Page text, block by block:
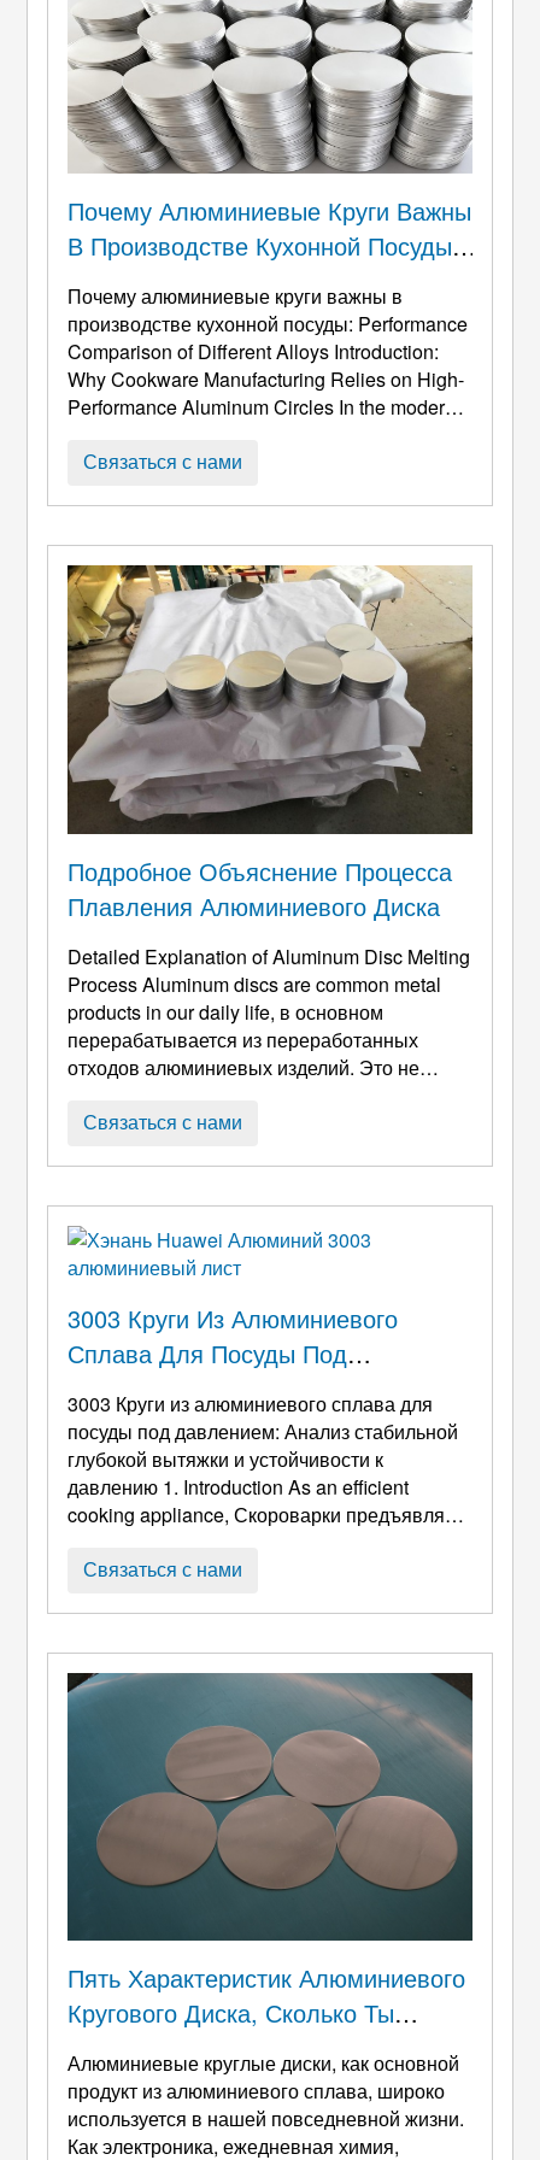
Почему Алюминиевые Круги Важны
В Производстве Кухонной Посуды:
Сравнение Характеристик
Различных Сплавов
Почему алюминиевые круги важны в
производстве кухонной посуды: Performance
Comparison of Different Alloys Introduction:
Why Cookware Manufacturing Relies on High-
Performance Aluminum Circles In the modern
служат одним из самых необходимых
профессиональные емкости для
приготовления пищи. Их важность
обусловлена ​​сочетанием желательных m ...
Связаться с нами
Подробное Объяснение Процесса
Плавления Алюминиевого Диска
Detailed Explanation of Aluminum Disc Melting
Process Aluminum discs are common metal
products in our daily life, в основном
перерабатывается из переработанных
отходов алюминиевых изделий. Это не
позволяет полностью использовать ресурсы
алюминиевых дисков до высокой
температуры, чтобы расплавить их в
расплавленный алюминий., который затем
Связаться с нами
3003 Круги Из Алюминиевого
Сплава Для Посуды Под
Давлением: Анализ Стабильной
Глубокой Вытяжки И Устойчивости
К Давлению
3003 Круги из алюминиевого сплава для
посуды под давлением: Анализ стабильной
глубокой вытяжки и устойчивости к
давлению 1. Introduction As an efficient
cooking appliance, Скороварки предъявляют
используемым для их основных
формуемости при глубокой вытяжке,
сопротивление давлению, и безопасность
пищевых продуктов. Благодаря
превосходной пластичности, балан ...
Связаться с нами
Пять Характеристик Алюминиевого
Кругового Диска, Сколько Ты
Знаешь?
Алюминиевые круглые диски, как основной
продукт из алюминиевого сплава, широко
используется в нашей повседневной жизни.
Как электроника, ежедневная химия,